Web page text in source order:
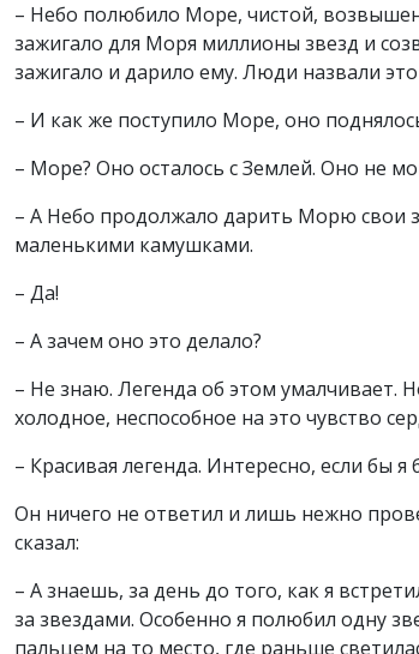
– Небо полюбило Море, чистой,
зажигало для Моря миллионы звезд и
зажигало и дарило ему. Люди назвали
– И как же поступило Море, оно
– Море? Оно осталось с Землей. Оно не
– А Небо продолжало дарить Морю свои
маленькими камушками.
– Да!
– А зачем оно это делало?
– Не знаю. Легенда об этом умалчивает.
холодное, неспособное на это чувство
– Красивая легенда. Интересно, если бы
Он ничего не ответил и лишь нежно
сказал:
– А знаешь, за день до того, как я
за звездами. Особенно я полюбил одну
пальцем на то место, где раньше